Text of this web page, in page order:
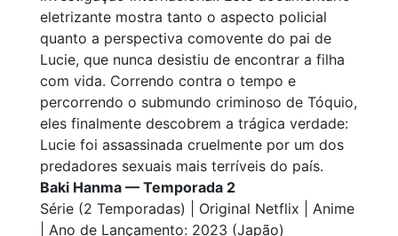
eletrizante mostra tanto o aspecto policial
quanto a perspectiva comovente do pai de
Lucie, que nunca desistiu de encontrar a filha
com vida. Correndo contra o tempo e
percorrendo o submundo criminoso de Tóquio,
eles finalmente descobrem a trágica verdade:
Lucie foi assassinada cruelmente por um dos
predadores sexuais mais terríveis do país.
Baki Hanma — Temporada 2
Série (2 Temporadas) | Original Netflix | Anime
| Ano de Lançamento: 2023 (Japão)